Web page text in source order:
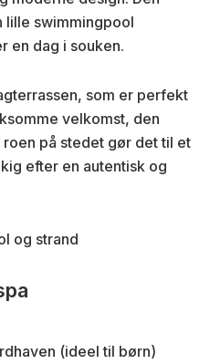
lille swimmingpool
en dag i souken.
som er perfekt
velkomst, den
på stedet gør det til et
efter en autentisk og
(ideel til børn)